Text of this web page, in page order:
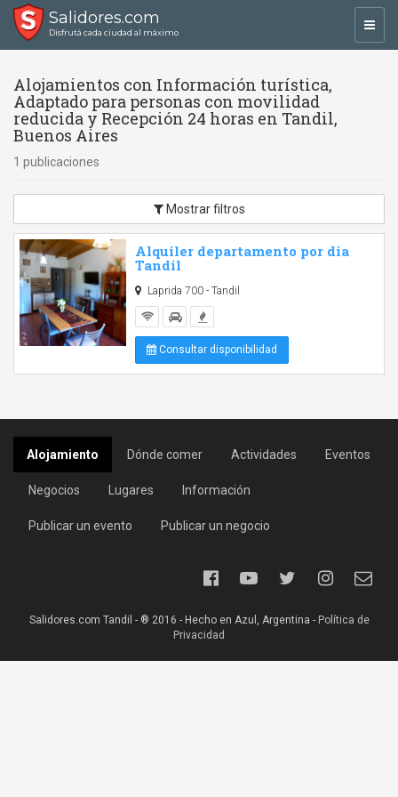
Salidores.com
Disfrutá cada ciudad al máximo
Alojamientos con Información turística,
Adaptado para personas con movilidad
reducida y Recepción 24 horas en Tandil,
Buenos Aires
1 publicaciones
Mostrar filtros
Alquiler departamento por dia
Tandil
Laprida 700 - Tandil
Consultar disponibilidad
Alojamiento Dónde comer Actividades Eventos
Negocios Lugares Información
Publicar un evento Publicar un negocio
Salidores.com Tandil - ® 2016 - Hecho en Azul, Argentina - Política de
Privacidad